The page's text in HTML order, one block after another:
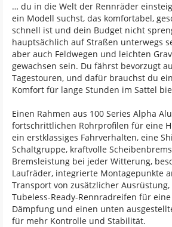
… du in die Welt der Rennräder
ein Modell suchst, das komfortabel,
schnell ist und dein Budget nicht
hauptsächlich auf Straßen unterwegs
aber auch Feldwegen und leichten
gewachsen sein. Du fährst bevorzugt
Tagestouren, und dafür brauchst du
Komfort für lange Stunden im Sattel
Einen Rahmen aus 100 Series Alpha
fortschrittlichen Rohrprofilen für eine
ein erstklassiges Fahrverhalten, eine
Schaltgruppe, kraftvolle
Bremsleistung bei jeder Witterung,
Laufräder, integrierte Montagepunkte
Transport von zusätzlicher
Tubeless-Ready-Rennradreifen für
Dämpfung und einen unten
für mehr Kontrolle und Stabilität.